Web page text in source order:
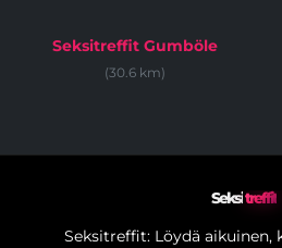
Seksitreffit Gumböle
(30.6 km)
Seksitreffit
Seksitreffit: Löydä aikuinen,